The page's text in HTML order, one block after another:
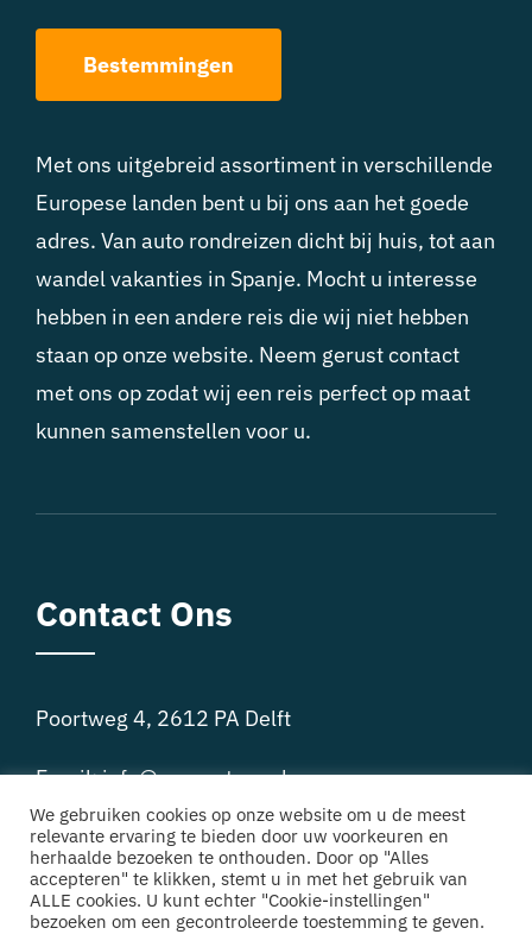
Bestemmingen
Met ons uitgebreid assortiment in verschillende
Europese landen bent u bij ons aan het goede
adres. Van auto rondreizen dicht bij huis, tot aan
wandel vakanties in Spanje. Mocht u interesse
hebben in een andere reis die wij niet hebben
staan op onze website. Neem gerust contact
met ons op zodat wij een reis perfect op maat
kunnen samenstellen voor u.
Contact Ons
Poortweg 4, 2612 PA Delft
Email:info@europatour.nl
Phone: + 31 85 301 15 79
© 2022 | EuropaTour.nl | Alle Rechten Voorbehouden.
We gebruiken cookies op onze website om u de meest
relevante ervaring te bieden door uw voorkeuren en
herhaalde bezoeken te onthouden. Door op "Alles
accepteren" te klikken, stemt u in met het gebruik van
ALLE cookies. U kunt echter "Cookie-instellingen"
bezoeken om een gecontroleerde toestemming te geven.